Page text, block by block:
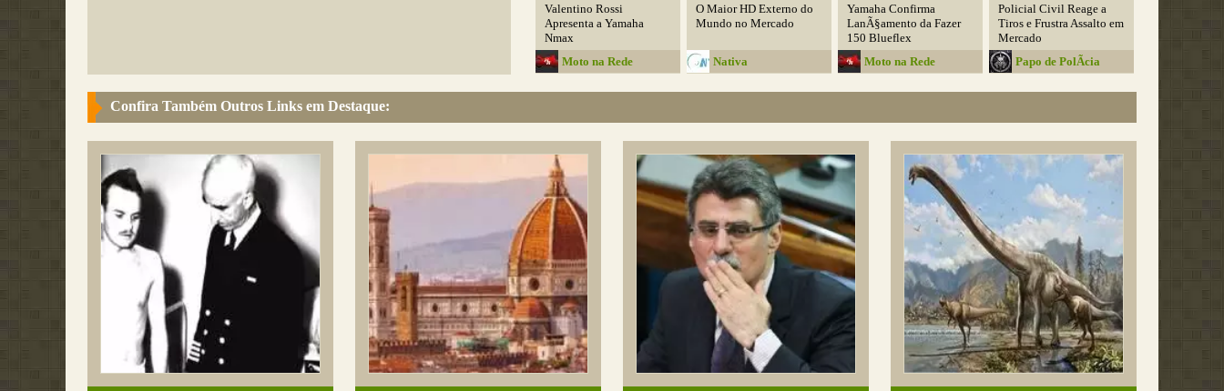
Valentino Rossi
Apresenta a Yamaha
Nmax
Moto na Rede
O Maior HD Externo do
Mundo no Mercado
Nativa
Yamaha Confirma
LanÃ§amento da Fazer
150 Blueflex
Moto na Rede
Policial Civil Reage a
Tiros e Frustra Assalto em
Mercado
Papo de PolÃ­cia
Confira Também Outros Links em Destaque: